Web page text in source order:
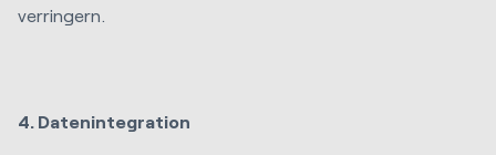
verringern.
4. Datenintegration